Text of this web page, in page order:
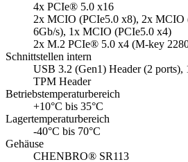
4x PCIe® 5.0 x16
2x MCIO (PCIe5.0 x8), 2x MCIO
6Gb/s), 1x MCIO (PCIe5.0 x4)
2x M.2 PCIe® 5.0 x4 (M-key
Schnittstellen intern
USB 3.2 (Gen1) Header (2 ports),
TPM Header
Betriebstemperaturbereich
+10°C bis 35°C
Lagertemperaturbereich
-40°C bis 70°C
Gehäuse
CHENBRO® SR113